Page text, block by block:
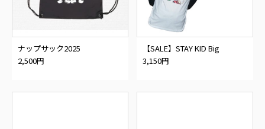
ナップサック2025
2,500円
【SALE】STAY KID Big
Silhousette Long T-shirt
3,150円